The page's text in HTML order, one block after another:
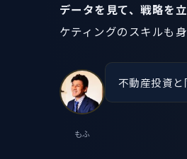
データを見て、戦略を
ケティングのスキルも
もふ
不動産投資